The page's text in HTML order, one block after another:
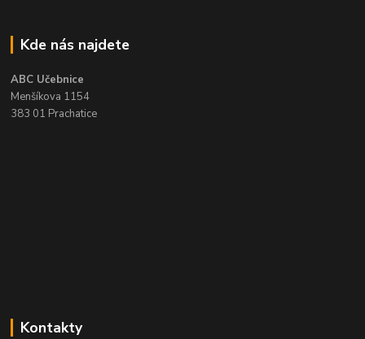
Kde nás najdete
ABC Učebnice
Menšíkova 1154
383 01 Prachatice
Kontakty